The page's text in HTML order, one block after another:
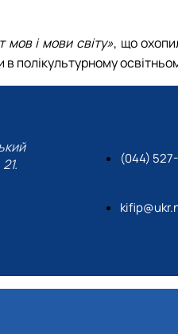
мов і мови світу», що
в полікультурному
(044)